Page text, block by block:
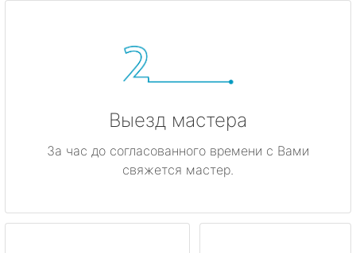
Выезд мастера
За час до согласованного времени с Вами
свяжется мастер.